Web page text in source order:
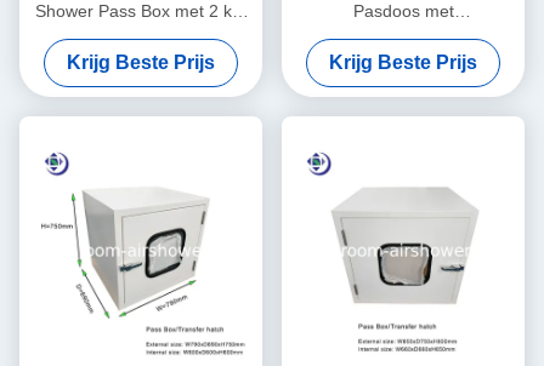
Shower Pass Box met 2 kW
vermogen voor sterilisatie
Krijg Beste Prijs
Pasdoos met
Mechanische/Elektrische
Koppeling schoon
Krijg Beste Prijs